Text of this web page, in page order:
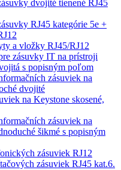
dvojité tienené RJ45
RJ45 kategórie 5e +
a vložky RJ45/RJ12
zásuvky IT na prístroji
s popisným poľom
zásuviek na
dvojité
na Keystone skosené,
zásuviek na
šikmé s popisným
zásuviek RJ12
zásuviek RJ45 kat.6.